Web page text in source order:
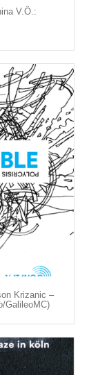
V.Ö.:
Krizanic –
GalileoMC)